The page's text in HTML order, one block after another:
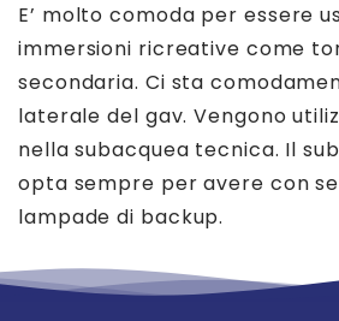
E’ molto comoda per essere
immersioni ricreative come
secondaria. Ci sta
laterale del gav. Vengono
nella subacquea tecnica. Il
opta sempre per avere con
lampade di backup.